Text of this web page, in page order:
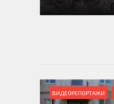
ВИДЕОРЕПОРТАЖИ